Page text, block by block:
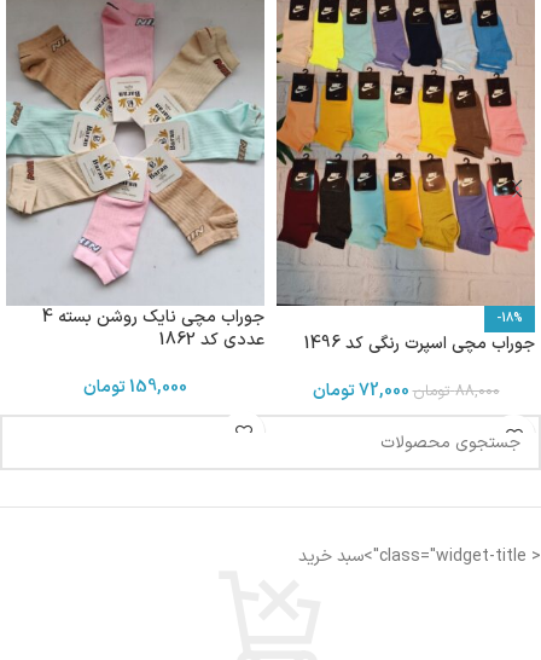
-18%
جوراب مچی اسپرت رنگی کد 1496
88,000 تومان72,000تومان
جوراب مچی نایک روشن بسته 4
عددی کد 1862
159,000تومان
< class="widget-title">سبد خرید